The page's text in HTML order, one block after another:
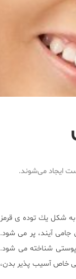
ايجاد می‌شوند.
شكل يك توده ى قرمز
جامى آيند، پر مى شود.
شناخته مى شود.
خاص آسيب پذير بدن،